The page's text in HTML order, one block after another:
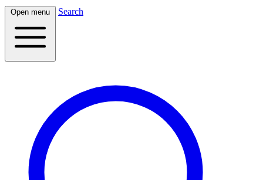
Open menu Search